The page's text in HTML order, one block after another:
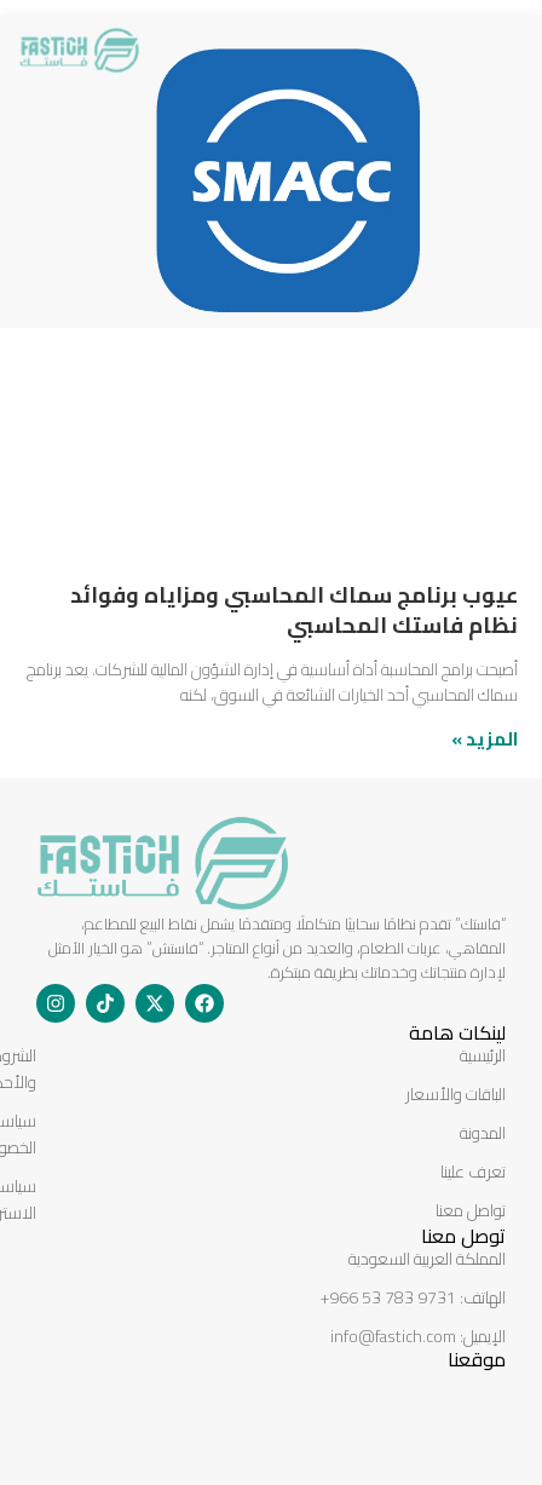
عيوب برنامج سماك المحاسبي ومزاياه وفوائد
نظام فاستك المحاسبي
أصبحت برامج المحاسبة أداة أساسية في إدارة الشؤون المالية للشركات. يعد برنامج
سماك المحاسبي أحد الخيارات الشائعة في السوق، لكنه
المزيد »
“فاستك” تقدم نظامًا سحابيًا متكاملًا ومتقدمًا يشمل نقاط البيع للمطاعم،
المقاهي، عربات الطعام، والعديد من أنواع المتاجر. “فاستش” هو الخيار الأمثل
لإدارة منتجاتك وخدماتك بطريقة مبتكرة.
لينكات هامة
الرئيسية
الباقات والأسعار
المدونة
تعرف علينا
تواصل معنا
توصل معنا
المملكة العربية السعودية
الهاتف: 966 53 783 9731+
الإيميل: info@fastich.com
موقعنا